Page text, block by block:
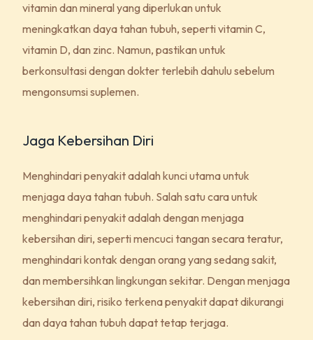
vitamin dan mineral yang diperlukan untuk
meningkatkan daya tahan tubuh, seperti vitamin C,
vitamin D, dan zinc. Namun, pastikan untuk
berkonsultasi dengan dokter terlebih dahulu sebelum
mengonsumsi suplemen.
Jaga Kebersihan Diri
Menghindari penyakit adalah kunci utama untuk
menjaga daya tahan tubuh. Salah satu cara untuk
menghindari penyakit adalah dengan menjaga
kebersihan diri, seperti mencuci tangan secara teratur,
menghindari kontak dengan orang yang sedang sakit,
dan membersihkan lingkungan sekitar. Dengan menjaga
kebersihan diri, risiko terkena penyakit dapat dikurangi
dan daya tahan tubuh dapat tetap terjaga.